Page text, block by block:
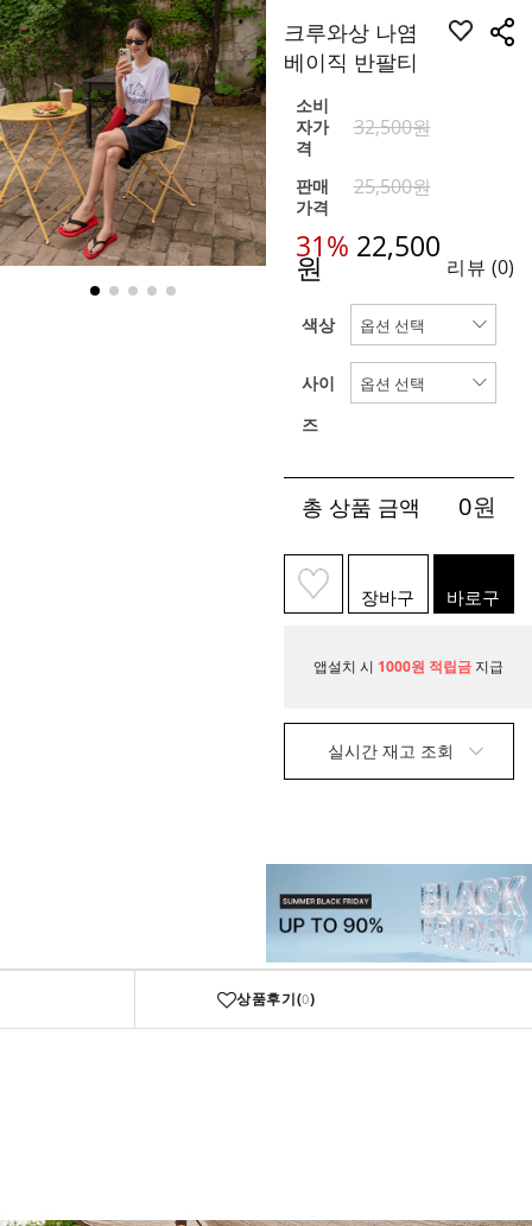
크루와상 나염
베이직 반팔티
소비
자가
격
32,500원
판매
가격
25,500원
31% 22,500
원 리뷰 (0)
색상
사이
즈
총 상품 금액 0원
장바구
니
바로구
매
앱설치 시 1000원 적립금 지급
실시간 재고 조회
상품후기(0)